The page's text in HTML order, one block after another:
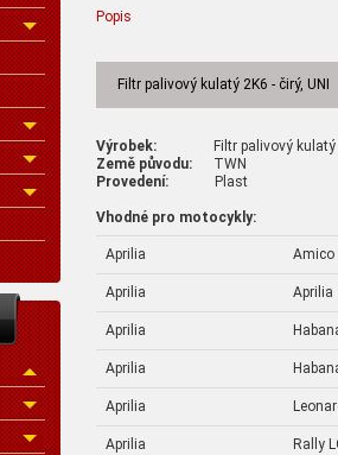
Popis
Filtr palivový kulatý 2K6 - čirý, UNI
Výrobek: Filtr palivový kulatý
Země původu: TWN
Provedení: Plast
Vhodné pro motocykly:
Aprilia Amico
Aprilia Aprilia
Aprilia
Aprilia
Aprilia
Aprilia Rally